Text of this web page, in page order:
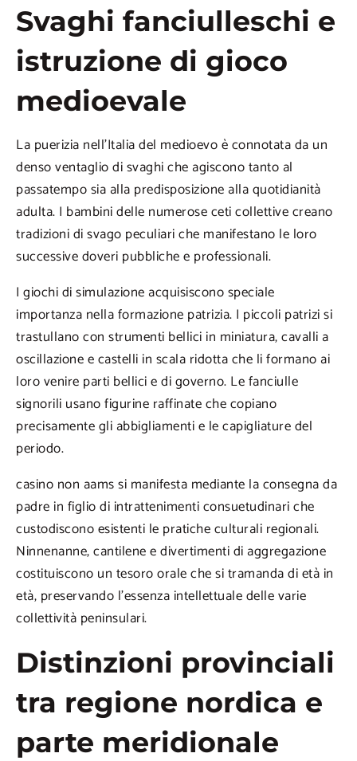
Svaghi fanciulleschi e
istruzione di gioco
medioevale
La puerizia nell’Italia del medioevo è connotata da un
denso ventaglio di svaghi che agiscono tanto al
passatempo sia alla predisposizione alla quotidianità
adulta. I bambini delle numerose ceti collettive creano
tradizioni di svago peculiari che manifestano le loro
successive doveri pubbliche e professionali.
I giochi di simulazione acquisiscono speciale
importanza nella formazione patrizia. I piccoli patrizi si
trastullano con strumenti bellici in miniatura, cavalli a
oscillazione e castelli in scala ridotta che li formano ai
loro venire parti bellici e di governo. Le fanciulle
signorili usano figurine raffinate che copiano
precisamente gli abbigliamenti e le capigliature del
periodo.
casino non aams si manifesta mediante la consegna da
padre in figlio di intrattenimenti consuetudinari che
custodiscono esistenti le pratiche culturali regionali.
Ninnenanne, cantilene e divertimenti di aggregazione
costituiscono un tesoro orale che si tramanda di età in
età, preservando l’essenza intellettuale delle varie
collettività peninsulari.
Distinzioni provinciali
tra regione nordica e
parte meridionale